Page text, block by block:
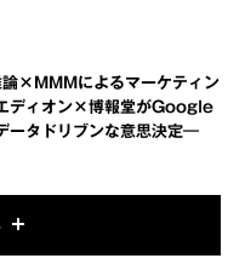
論×MMMによるマーケティン
ディオン×博報堂がGoogle
ータドリブンな意思決定―